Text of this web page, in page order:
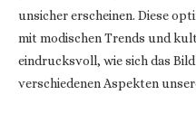
unsicher erscheinen. Diese
mit modischen Trends und
eindrucksvoll, wie sich das
verschiedenen Aspekten